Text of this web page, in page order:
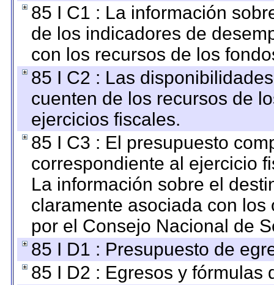
85 I C1 : La información
de los indicadores de
con los recursos de los
85 I C2 : Las
cuenten de los recursos de
ejercicios fiscales.
85 I C3 : El presupuesto
correspondiente al ejercicio
La información sobre el
claramente asociada con
por el Consejo Nacional de
85 I D1 : Presupuesto de
85 I D2 : Egresos y fórmulas